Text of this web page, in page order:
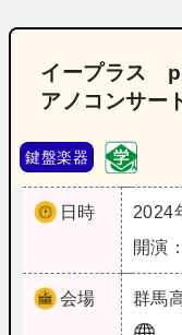
イープラス
アノコンサ
鍵盤楽器
日時
2024
開演
会場 群馬